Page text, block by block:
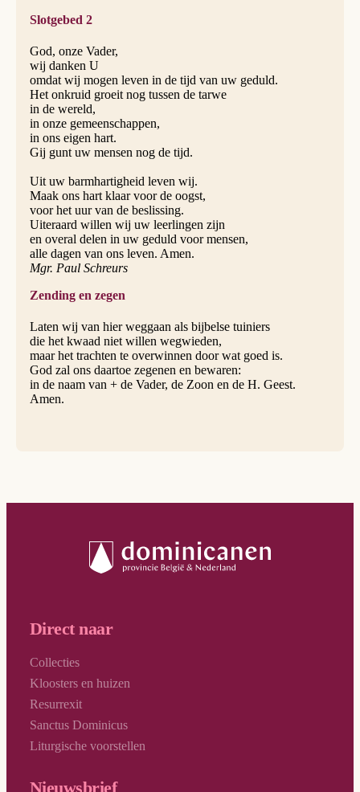
Slotgebed 2
God, onze Vader,
wij danken U
omdat wij mogen leven in de tijd van uw geduld.
Het onkruid groeit nog tussen de tarwe
in de wereld,
in onze gemeenschappen,
in ons eigen hart.
Gij gunt uw mensen nog de tijd.
Uit uw barmhartigheid leven wij.
Maak ons hart klaar voor de oogst,
voor het uur van de beslissing.
Uiteraard willen wij uw leerlingen zijn
en overal delen in uw geduld voor mensen,
alle dagen van ons leven. Amen.
Mgr. Paul Schreurs
Zending en zegen
Laten wij van hier weggaan als bijbelse tuiniers
die het kwaad niet willen wegwieden,
maar het trachten te overwinnen door wat goed is.
God zal ons daartoe zegenen en bewaren:
in de naam van + de Vader, de Zoon en de H. Geest.
Amen.
Direct naar
Collecties
Kloosters en huizen
Resurrexit
Sanctus Dominicus
Liturgische voorstellen
Nieuwsbrief